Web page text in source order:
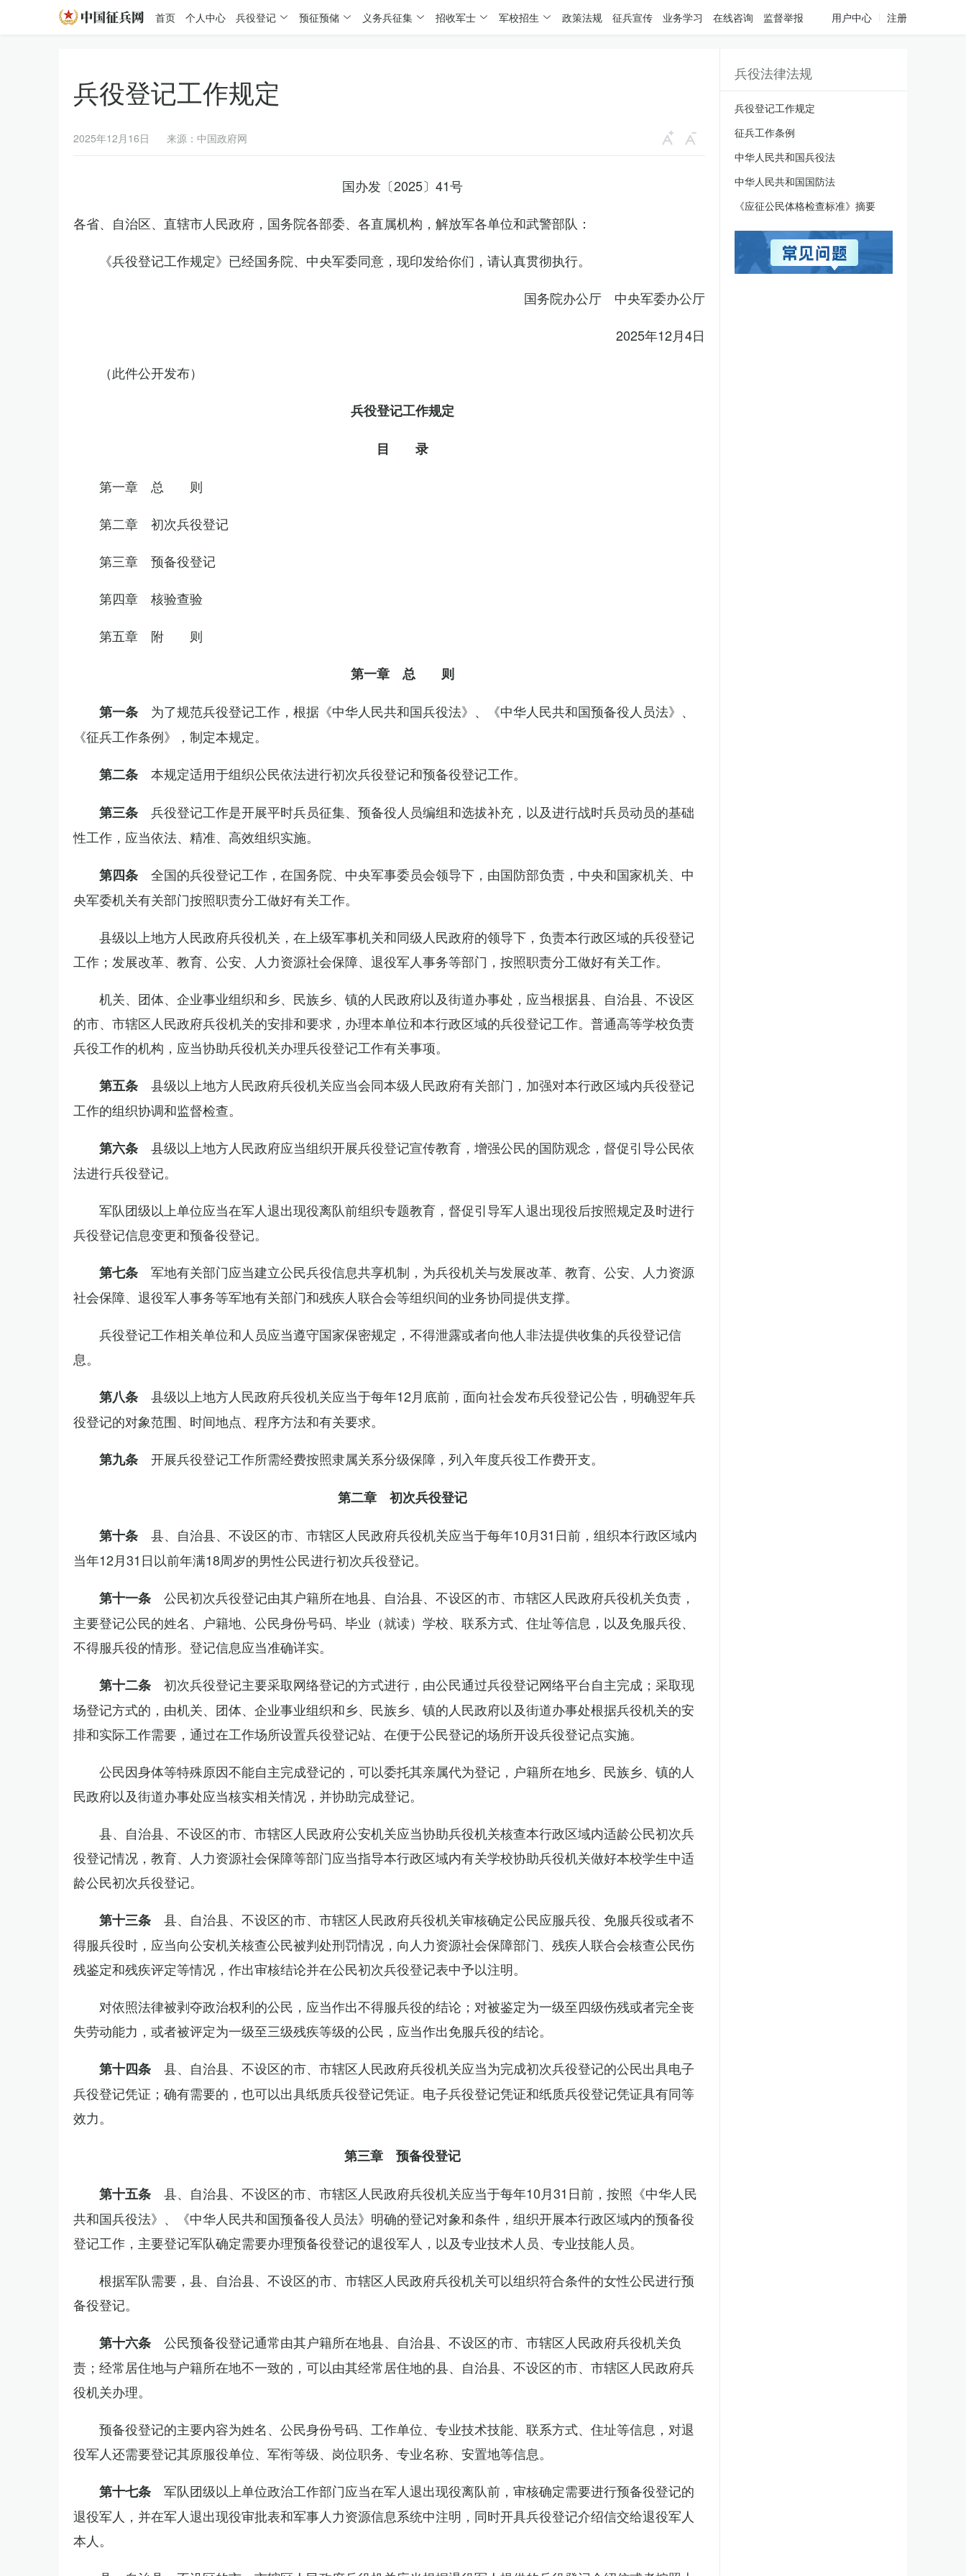
首页 个人中心 兵役登记 预征预储 义务兵征集 招收军士 军校招生 政策法规 征兵宣传 业务学习 在线咨询 监督举报 用户中心 注册
兵役登记工作规定
2025年12月16日 来源：中国政府网
国办发〔2025〕41号
各省、自治区、直辖市人民政府，国务院各部委、各直属机构，解放军各单位和武警部队：
《兵役登记工作规定》已经国务院、中央军委同意，现印发给你们，请认真贯彻执行。
国务院办公厅 中央军委办公厅
2025年12月4日
（此件公开发布）
兵役登记工作规定
目 录
第一章 总 则
第二章 初次兵役登记
第三章 预备役登记
第四章 核验查验
第五章 附 则
第一章 总 则
第一条 为了规范兵役登记工作，根据《中华人民共和国兵役法》、《中华人民共和国预备役人员法》、
《征兵工作条例》，制定本规定。
第二条 本规定适用于组织公民依法进行初次兵役登记和预备役登记工作。
第三条 兵役登记工作是开展平时兵员征集、预备役人员编组和选拔补充，以及进行战时兵员动员的基础
性工作，应当依法、精准、高效组织实施。
第四条 全国的兵役登记工作，在国务院、中央军事委员会领导下，由国防部负责，中央和国家机关、中
央军委机关有关部门按照职责分工做好有关工作。
县级以上地方人民政府兵役机关，在上级军事机关和同级人民政府的领导下，负责本行政区域的兵役登记
工作；发展改革、教育、公安、人力资源社会保障、退役军人事务等部门，按照职责分工做好有关工作。
机关、团体、企业事业组织和乡、民族乡、镇的人民政府以及街道办事处，应当根据县、自治县、不设区
的市、市辖区人民政府兵役机关的安排和要求，办理本单位和本行政区域的兵役登记工作。普通高等学校负责
兵役工作的机构，应当协助兵役机关办理兵役登记工作有关事项。
第五条 县级以上地方人民政府兵役机关应当会同本级人民政府有关部门，加强对本行政区域内兵役登记
工作的组织协调和监督检查。
第六条 县级以上地方人民政府应当组织开展兵役登记宣传教育，增强公民的国防观念，督促引导公民依
法进行兵役登记。
军队团级以上单位应当在军人退出现役离队前组织专题教育，督促引导军人退出现役后按照规定及时进行
兵役登记信息变更和预备役登记。
第七条 军地有关部门应当建立公民兵役信息共享机制，为兵役机关与发展改革、教育、公安、人力资源
社会保障、退役军人事务等军地有关部门和残疾人联合会等组织间的业务协同提供支撑。
兵役登记工作相关单位和人员应当遵守国家保密规定，不得泄露或者向他人非法提供收集的兵役登记信
息。
第八条 县级以上地方人民政府兵役机关应当于每年12月底前，面向社会发布兵役登记公告，明确翌年兵
役登记的对象范围、时间地点、程序方法和有关要求。
第九条 开展兵役登记工作所需经费按照隶属关系分级保障，列入年度兵役工作费开支。
第二章 初次兵役登记
第十条 县、自治县、不设区的市、市辖区人民政府兵役机关应当于每年10月31日前，组织本行政区域内
当年12月31日以前年满18周岁的男性公民进行初次兵役登记。
第十一条 公民初次兵役登记由其户籍所在地县、自治县、不设区的市、市辖区人民政府兵役机关负责，
主要登记公民的姓名、户籍地、公民身份号码、毕业（就读）学校、联系方式、住址等信息，以及免服兵役、
不得服兵役的情形。登记信息应当准确详实。
第十二条 初次兵役登记主要采取网络登记的方式进行，由公民通过兵役登记网络平台自主完成；采取现
场登记方式的，由机关、团体、企业事业组织和乡、民族乡、镇的人民政府以及街道办事处根据兵役机关的安
排和实际工作需要，通过在工作场所设置兵役登记站、在便于公民登记的场所开设兵役登记点实施。
公民因身体等特殊原因不能自主完成登记的，可以委托其亲属代为登记，户籍所在地乡、民族乡、镇的人
民政府以及街道办事处应当核实相关情况，并协助完成登记。
县、自治县、不设区的市、市辖区人民政府公安机关应当协助兵役机关核查本行政区域内适龄公民初次兵
役登记情况，教育、人力资源社会保障等部门应当指导本行政区域内有关学校协助兵役机关做好本校学生中适
龄公民初次兵役登记。
第十三条 县、自治县、不设区的市、市辖区人民政府兵役机关审核确定公民应服兵役、免服兵役或者不
得服兵役时，应当向公安机关核查公民被判处刑罚情况，向人力资源社会保障部门、残疾人联合会核查公民伤
残鉴定和残疾评定等情况，作出审核结论并在公民初次兵役登记表中予以注明。
对依照法律被剥夺政治权利的公民，应当作出不得服兵役的结论；对被鉴定为一级至四级伤残或者完全丧
失劳动能力，或者被评定为一级至三级残疾等级的公民，应当作出免服兵役的结论。
第十四条 县、自治县、不设区的市、市辖区人民政府兵役机关应当为完成初次兵役登记的公民出具电子
兵役登记凭证；确有需要的，也可以出具纸质兵役登记凭证。电子兵役登记凭证和纸质兵役登记凭证具有同等
效力。
第三章 预备役登记
第十五条 县、自治县、不设区的市、市辖区人民政府兵役机关应当于每年10月31日前，按照《中华人民
共和国兵役法》、《中华人民共和国预备役人员法》明确的登记对象和条件，组织开展本行政区域内的预备役
登记工作，主要登记军队确定需要办理预备役登记的退役军人，以及专业技术人员、专业技能人员。
根据军队需要，县、自治县、不设区的市、市辖区人民政府兵役机关可以组织符合条件的女性公民进行预
备役登记。
第十六条 公民预备役登记通常由其户籍所在地县、自治县、不设区的市、市辖区人民政府兵役机关负
责；经常居住地与户籍所在地不一致的，可以由其经常居住地的县、自治县、不设区的市、市辖区人民政府兵
役机关办理。
预备役登记的主要内容为姓名、公民身份号码、工作单位、专业技术技能、联系方式、住址等信息，对退
役军人还需要登记其原服役单位、军衔等级、岗位职务、专业名称、安置地等信息。
第十七条 军队团级以上单位政治工作部门应当在军人退出现役离队前，审核确定需要进行预备役登记的
退役军人，并在军人退出现役审批表和军事人力资源信息系统中注明，同时开具兵役登记介绍信交给退役军人
本人。
兵役法律法规
兵役登记工作规定
征兵工作条例
中华人民共和国兵役法
中华人民共和国国防法
《应征公民体格检查标准》摘要